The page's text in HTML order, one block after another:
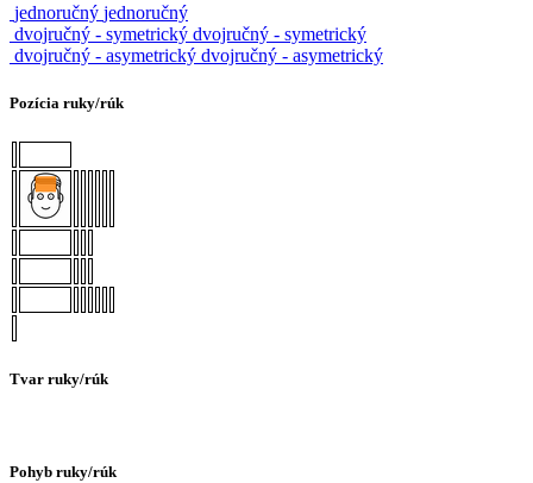
jednoručný jednoručný
dvojručný - symetrický dvojručný - symetrický
dvojručný - asymetrický dvojručný - asymetrický
Pozícia ruky/rúk
Tvar ruky/rúk
Pohyb ruky/rúk